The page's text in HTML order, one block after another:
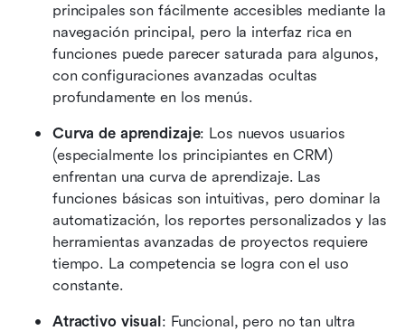
principales son fácilmente accesibles mediante la
navegación principal, pero la interfaz rica en
funciones puede parecer saturada para algunos,
con configuraciones avanzadas ocultas
profundamente en los menús.
Curva de aprendizaje: Los nuevos usuarios
(especialmente los principiantes en CRM)
enfrentan una curva de aprendizaje. Las
funciones básicas son intuitivas, pero dominar la
automatización, los reportes personalizados y las
herramientas avanzadas de proyectos requiere
tiempo. La competencia se logra con el uso
constante.
Atractivo visual: Funcional, pero no tan ultra